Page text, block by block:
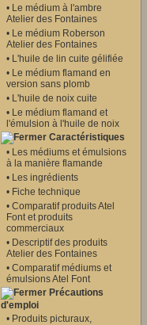
• Le médium à l'ambre
Atelier des Fontaines
• Le médium Roberson
Atelier des Fontaines
• L'huile de lin cuite gélifiée
• Le médium flamand en
version sans plomb
• L'huile de noix cuite
• Le médium flamand et
l'émulsion à l'huile de noix
Caractéristiques
• Les médiums et émulsions
à la manière flamande
• Les ingrédients
• Fiche technique
• Comparatif produits Atel
Font et produits
commerciaux
• Descriptif des produits
Atelier des Fontaines
• Comparatif médiums et
émulsions Atel Font
Précautions
d'emploi
• Produits picturaux,